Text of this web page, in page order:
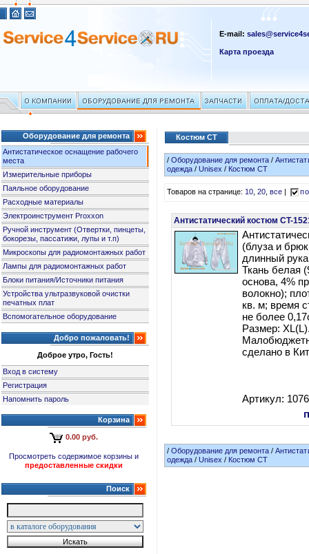
E-mail:
Карта проезда
Оборудование для ремонта
Антистатическое оснащение рабочего
места
Измерительные приборы
Паяльное оборудование
Расходные материалы
Электроинструмент Proxxon
Ручной инструмент (Отвертки, пинцеты,
бокорезы, пассатижи, лупы и т.п)
Микроскопы для радиомонтажных работ
Лампы для радиомонтажных работ
Блоки питания/Источники питания
Устройства ультразвуковой очистки
печатных плат
Вспомогательное оборудование
Добро пожаловать!
Доброе утро, Гость!
Вход в систему
Регистрация
Напомнить пароль
Корзина
0.00 руб.
Просмотреть содержимое корзины и
предоставленные скидки
Поиск
Костюм СТ
/Оборудование для ремонта /
одежда/Unisex / Костюм СТ
Товаров на странице:10,20,все
Антистатический костюм CT-
(блуза и
длинный
Ткань белая
основа, 4%
волокно);
кв. м; время
не более
Размер:
сделано в
Артикул:
/Оборудование для ремонта /
одежда/Unisex / Костюм СТ